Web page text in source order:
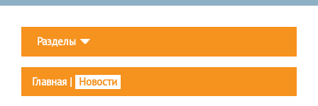
Разделы
Главная | Новости